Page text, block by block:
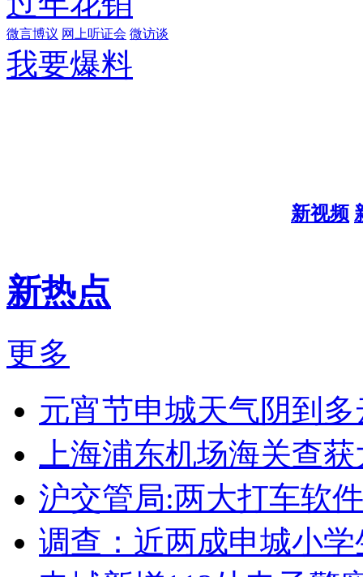
微言博议 网上听证会 微访谈
我要爆料
新视频
新热点
更多
元宵节申城天气阴到
上海浦东机场海关查
沪交管局:两大打车软
调查：近两成申城小